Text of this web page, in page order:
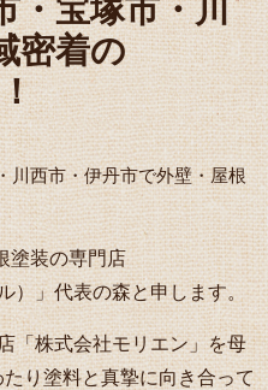
・宝塚市・川
密着の
川西市・伊丹市で外壁・屋根
塗装の専門店
）」代表の森と申します。
「株式会社モリエン」を母
り塗料と真摯に向き合って